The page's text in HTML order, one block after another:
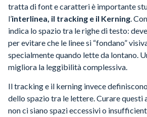
tratta di font e caratteri è importante
l’interlinea, il tracking e il Kerning.
indica lo spazio tra le righe di testo:
per evitare che le linee si “fondano”
specialmente quando lette da lontano.
migliora la leggibilità complessiva.
Il tracking e il kerning invece
dello spazio tra le lettere. Curare questi
non ci siano spazi eccessivi o